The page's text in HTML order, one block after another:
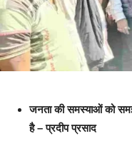
जनता की समस्याओं को
है – प्रदीप प्रसाद